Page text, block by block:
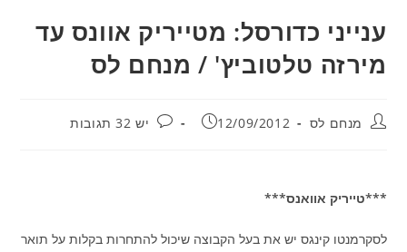
ענייני כדורסל: מטייריק אוונס עד
מירזה טלטוביץ' / מנחם לס
מחבר:מנחם לס פורסם:
12/09/2012 תגובות:
יש 32 תגובות
***טייריק אוואנס***
לסקרמנטו קינגס יש את בעל הקבוצה שיכול להתחרות בקלות על תואר